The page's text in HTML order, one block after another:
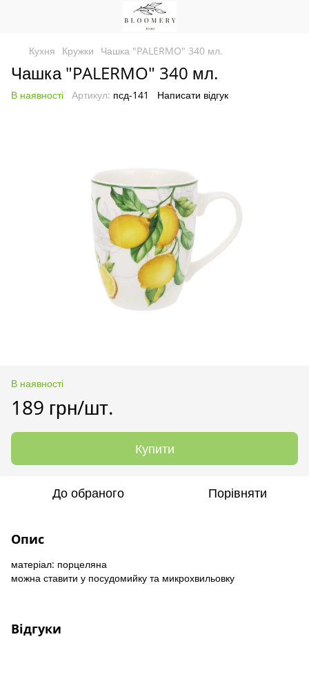
Кухня Кружки Чашка "PALERMO" 340 мл.
Чашка "PALERMO" 340 мл.
В наявності Артикул: псд-141 Написати відгук
В наявності
189 грн/шт.
Купити
До обраного Порівняти
Опис
матеріал: порцеляна
можна ставити у посудомийку та микрохвильовку
Відгуки